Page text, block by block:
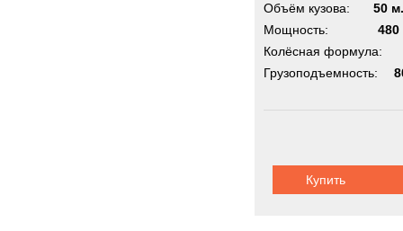
Объём кузова:
50
Мощность:
480
Колёсная формула:
Грузоподъемность:
Купить